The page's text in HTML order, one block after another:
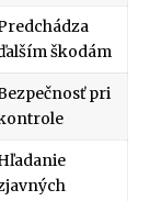
škodám
pri